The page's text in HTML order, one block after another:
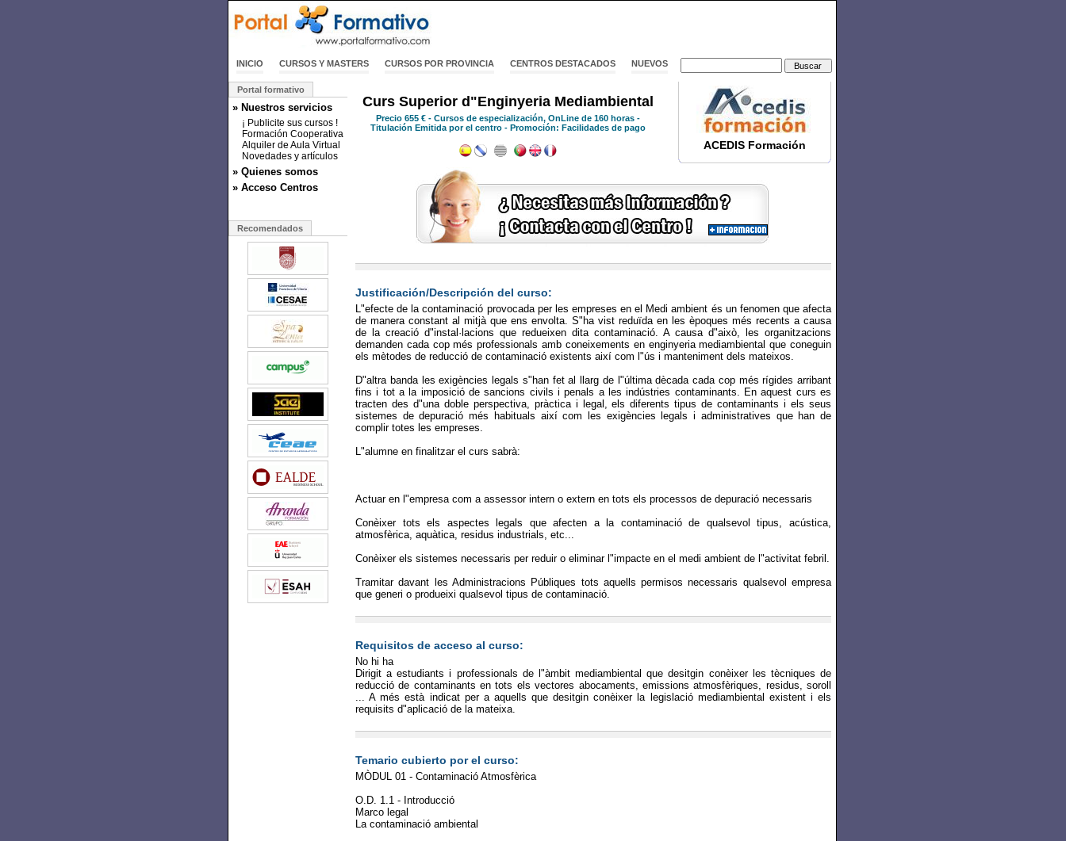
INICIO CURSOS Y MASTERS CURSOS POR PROVINCIA CENTROS DESTACADOS NUEVOS
Portal formativo
» Nuestros servicios
¡ Publicite sus cursos !
Formación Cooperativa
Alquiler de Aula Virtual
Novedades y artículos
» Quienes somos
» Acceso Centros
Recomendados
Curs Superior d"Enginyeria Mediambiental
Precio 655 € - Cursos de especialización, OnLine de 160 horas -
Titulación Emitida por el centro - Promoción: Facilidades de pago
ACEDIS Formación
Justificación/Descripción del curso:
L"efecte de la contaminació provocada per les empreses en el Medi ambient és un fenomen que afecta
de manera constant al mitjà que ens envolta. S"ha vist reduïda en les èpoques més recents a causa
de la creació d"instal·lacions que redueixen dita contaminació. A causa d"això, les organitzacions
demanden cada cop més professionals amb coneixements en enginyeria mediambiental que coneguin
els mètodes de reducció de contaminació existents així com l"ús i manteniment dels mateixos.
D"altra banda les exigències legals s"han fet al llarg de l"última dècada cada cop més rígides arribant
fins i tot a la imposició de sancions civils i penals a les indústries contaminants. En aquest curs es
tracten des d"una doble perspectiva, pràctica i legal, els diferents tipus de contaminants i els seus
sistemes de depuració més habituals així com les exigències legals i administratives que han de
complir totes les empreses.
L"alumne en finalitzar el curs sabrà:
Actuar en l"empresa com a assessor intern o extern en tots els processos de depuració necessaris
Conèixer tots els aspectes legals que afecten a la contaminació de qualsevol tipus, acústica,
atmosfèrica, aquàtica, residus industrials, etc...
Conèixer els sistemes necessaris per reduir o eliminar l"impacte en el medi ambient de l"activitat febril.
Tramitar davant les Administracions Públiques tots aquells permisos necessaris qualsevol empresa
que generi o produeixi qualsevol tipus de contaminació.
Requisitos de acceso al curso:
No hi ha
Dirigit a estudiants i professionals de l"àmbit mediambiental que desitgin conèixer les tècniques de
reducció de contaminants en tots els vectores abocaments, emissions atmosfèriques, residus, soroll
... A més està indicat per a aquells que desitgin conèixer la legislació mediambiental existent i els
requisits d"aplicació de la mateixa.
Temario cubierto por el curso:
MÒDUL 01 - Contaminació Atmosfèrica
O.D. 1.1 - Introducció
Marco legal
La contaminació ambiental